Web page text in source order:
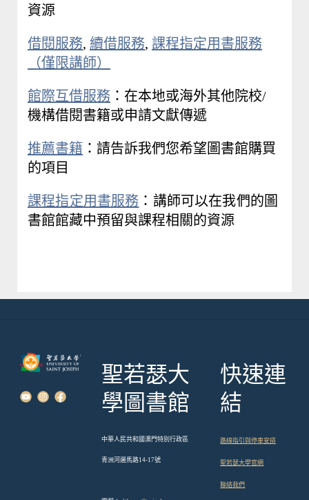
資源
借閱服務, 續借服務, 課程指定用書服務
（僅限講師）
館際互借服務 ：在本地或海外其他院校/
機構借閱書籍或申請文獻傳遞
推薦書籍 ：請告訴我們您希望圖書館購買
的項目
課程指定用書服務 ：講師可以在我們的圖
書館館藏中預留與課程相關的資源
聖若瑟大
學圖書館
中華人民共和國澳門特別行政區
青洲河邊馬路14-17號
快速連
結
路線指引與停車安排
聖若瑟大學官網
聯絡我們